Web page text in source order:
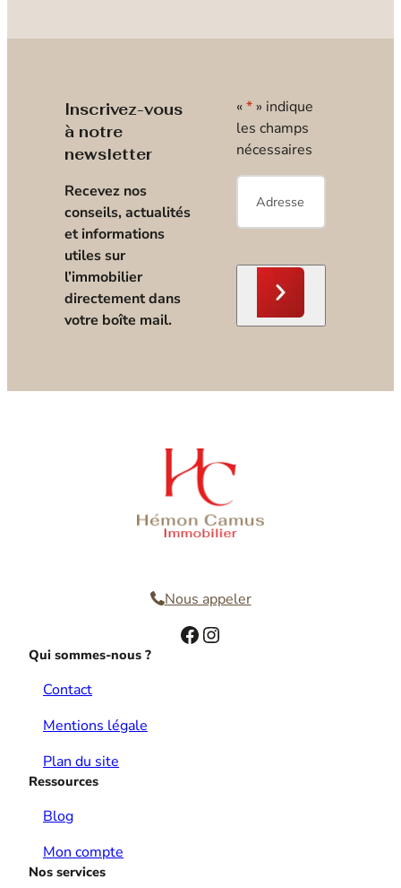
Inscrivez-vous
à notre
newsletter
Recevez nos
conseils, actualités
et informations
utiles sur
l’immobilier
directement dans
votre boîte mail.
« * » indique
les champs
nécessaires
E-
mail*
Nous appeler
Facebook Instagram
Qui sommes-nous ?
Contact
Mentions légale
Plan du site
Ressources
Blog
Mon compte
Nos services